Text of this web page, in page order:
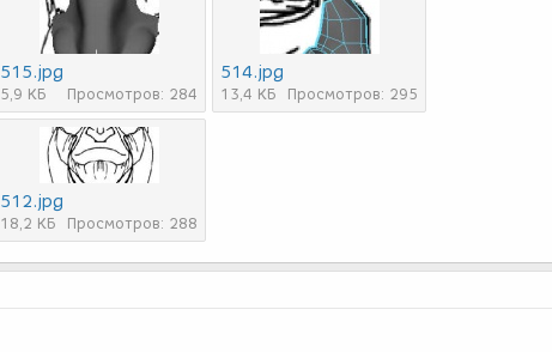
515.jpg
5,9 КБ Просмотров: 284
514.jpg
13,4 КБ Просмотров: 295
512.jpg
18,2 КБ Просмотров: 288